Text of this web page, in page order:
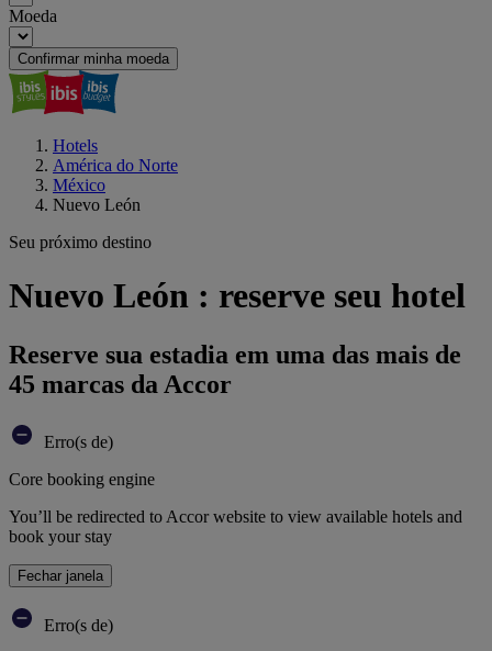
Moeda
Confirmar minha moeda
Hotels
América do Norte
México
Nuevo León
Seu próximo destino
Nuevo León : reserve seu hotel
Reserve sua estadia em uma das mais de
45 marcas da Accor
Erro(s de)
Core booking engine
You’ll be redirected to Accor website to view available hotels and
book your stay
Fechar janela
Erro(s de)